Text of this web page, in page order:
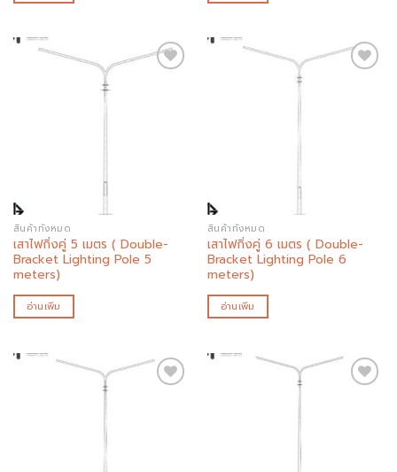
สินค้าทั้งหมด
เสาไฟกิ่งคู่ 5 เมตร ( Double-
Bracket Lighting Pole 5
meters)
อ่านเพิ่ม
สินค้าทั้งหมด
เสาไฟกิ่งคู่ 6 เมตร ( Double-
Bracket Lighting Pole 6
meters)
อ่านเพิ่ม